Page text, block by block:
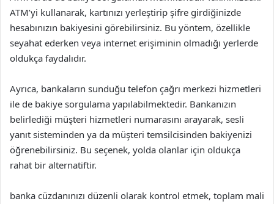
ATM’yi kullanarak, kartınızı yerleştirip şifre girdiğinizde
hesabınızın bakiyesini görebilirsiniz. Bu yöntem, özellikle
seyahat ederken veya internet erişiminin olmadığı yerlerde
oldukça faydalıdır.
Ayrıca, bankaların sunduğu telefon çağrı merkezi hizmetleri
ile de bakiye sorgulama yapılabilmektedir. Bankanızın
belirlediği müşteri hizmetleri numarasını arayarak, sesli
yanıt sisteminden ya da müşteri temsilcisinden bakiyenizi
öğrenebilirsiniz. Bu seçenek, yolda olanlar için oldukça
rahat bir alternatiftir.
banka cüzdanınızı düzenli olarak kontrol etmek, toplam mali